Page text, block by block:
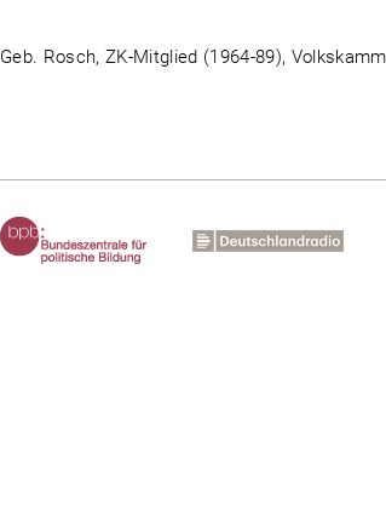
Geb. Rosch, ZK-Mitglied (1964-89),